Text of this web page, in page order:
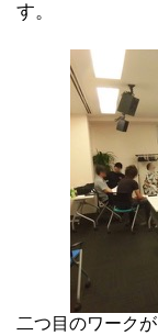
す。
二つ目のワーク